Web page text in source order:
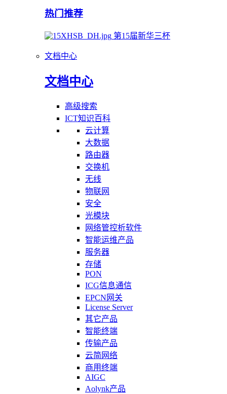
热门推荐
第15届新华三杯
文档中心
文档中心
高级搜索
ICT知识百科
云计算
大数据
路由器
交换机
无线
物联网
安全
光模块
网络管控析软件
智能运维产品
服务器
存储
PON
ICG信息通信
EPCN网关
License Server
其它产品
智能终端
传输产品
云简网络
商用终端
AIGC
Aolynk产品